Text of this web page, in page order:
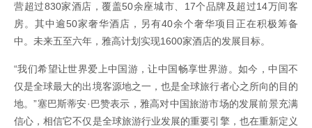
营超过830家酒店，覆盖50余座城市、17个品牌及超过14万间客
房。其中逾50家奢华酒店，另有40余个奢华项目正在积极筹备
中。未来五至六年，雅高计划实现1600家酒店的发展目标。
“我们希望让世界爱上中国游，让中国畅享世界游。如今，中国不
仅是全球最大的出境客源地之一，也是全球旅行者心之所向的目的
地。”塞巴斯蒂安·巴赞表示，雅高对中国旅游市场的发展前景充满
信心，相信它不仅是全球旅游行业发展的重要引擎，也在重新定义